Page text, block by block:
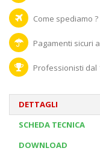
Come spediamo ?
Pagamenti sicuri
Professionisti dal
DETTAGLI
SCHEDA TECNICA
DOWNLOAD